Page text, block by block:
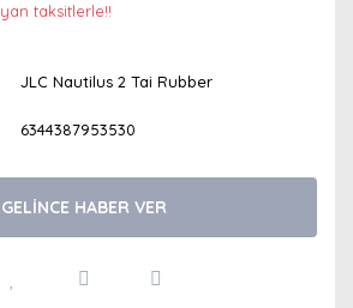
taksitlerle!!
JLC Nautilus 2 Tai Rubber
6344387953530
GELİNCE HABER VER